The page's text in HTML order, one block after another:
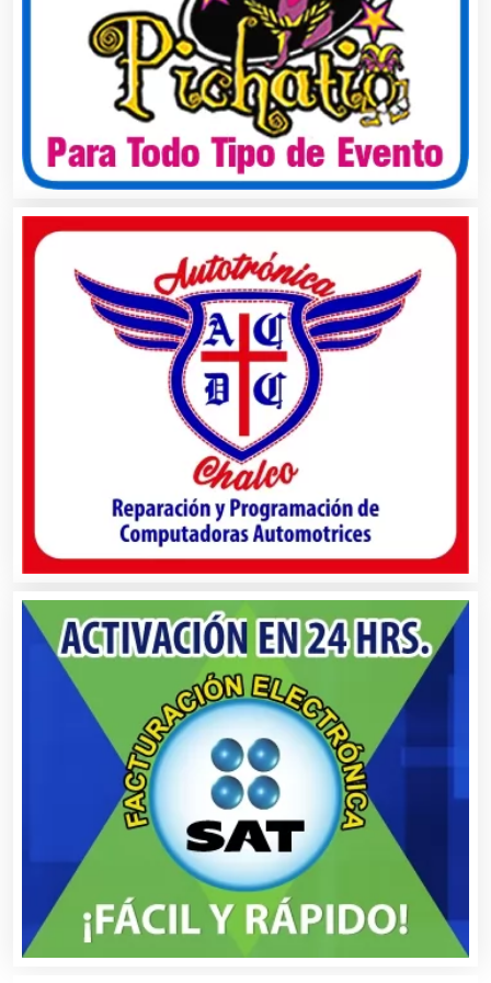
Asociaciones Empresariales
Audio, Sonido e Iluminación
Audios para Eventos
Autobuses
Automatización
Automóviles Nuevos y Usados
Autopartes Eléctricas
Balnearios
Bancos
Banquetes
Bares y Cantinas